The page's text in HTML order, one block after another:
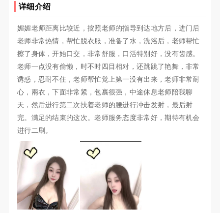
详细介绍
媚媚老师距离比较近，按照老师的指导到达地方后，进门后
老师非常热情，帮忙脱衣服，准备了水，洗浴后，老师帮忙
擦了身体，开始口交，非常舒服，口活特别好，没有齿感。
老师一点没有偷懒，时不时四目相对，还跳跳了艳舞，非常
诱惑，忍耐不住，老师帮忙觉上第一没有出来，老师非常耐
心，兩衣，下面非常紧，包裹很强，中途休息老师陪我聊
天，然后进行第二次扶着老师的腰进行冲击发射，最后射
完。满足的结束的这次。老师服务态度非常好，期待有机会
进行二刷。